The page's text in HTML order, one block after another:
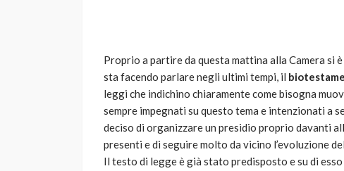
Proprio a partire da questa mattina alla Camera si
sta facendo parlare negli ultimi tempi, il
leggi che indichino chiaramente come bisogna
sempre impegnati su questo tema e intenzionati a
deciso di organizzare un presidio proprio davanti
presenti e di seguire molto da vicino l’evoluzione
Il testo di legge è già stato predisposto e su di
VARIE
Robot tagliaerba:
scegliere per il tuo